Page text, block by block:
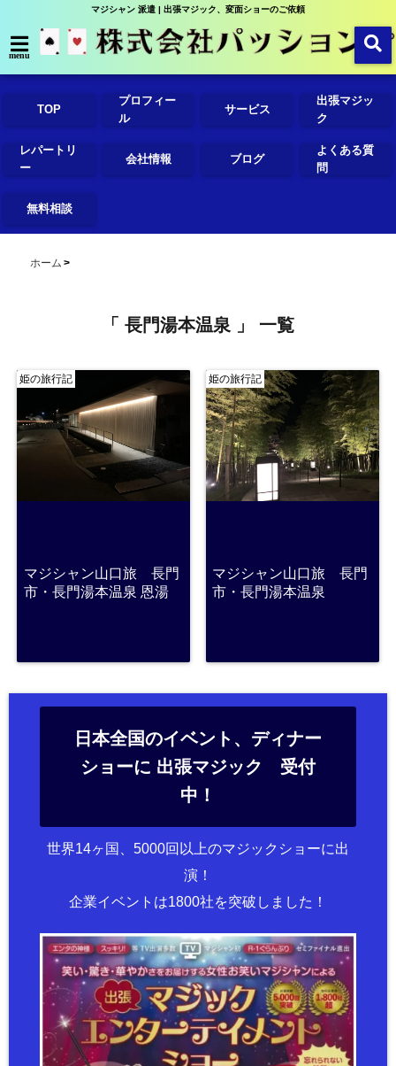
マジシャン 派遣 | 出張マジック、変面ショーのご依頼
menu
TOP
プロフィー
ル
サービス
出張マジッ
ク
レパートリ
ー
会社情報 ブログ
よくある質
問
無料相談
ホーム
「 長門湯本温泉 」 一覧
姫の旅行記
マジシャン山口旅 長門
市・長門湯本温泉 恩湯
姫の旅行記
マジシャン山口旅 長門
市・長門湯本温泉
日本全国のイベント、ディナー
ショーに 出張マジック 受付
中！
世界14ヶ国、5000回以上のマジックショーに出
演！
企業イベントは1800社を突破しました！